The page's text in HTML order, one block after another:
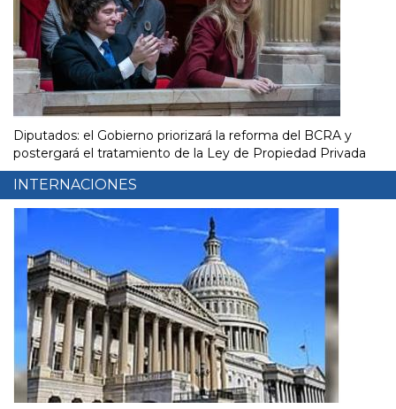
Diputados: el Gobierno priorizará la reforma del BCRA y
postergará el tratamiento de la Ley de Propiedad Privada
INTERNACIONES